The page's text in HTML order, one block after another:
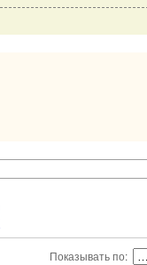
Показывать по: